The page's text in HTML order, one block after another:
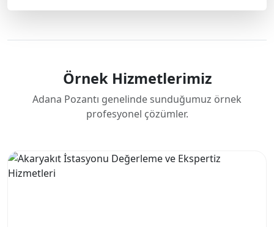
Örnek Hizmetlerimiz
Adana Pozantı genelinde sunduğumuz örnek
profesyonel çözümler.